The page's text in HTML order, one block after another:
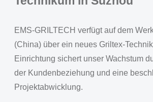
EMS-GRILTECH verfügt auf dem
(China) über ein neues Griltex-
Einrichtung sichert unser Wachstum
der Kundenbeziehung und eine
Projektabwicklung.